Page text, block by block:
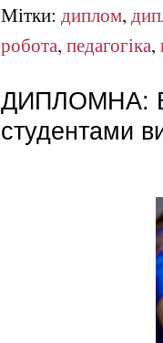
Мітки: диплом,
робота, педагогіка,
ДИПЛОМНА:
студентами